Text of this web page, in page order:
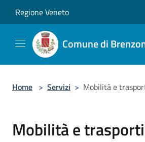
Regione Veneto
Comune di
Home > Servizi > Mobilità e
Mobilità e trasporti